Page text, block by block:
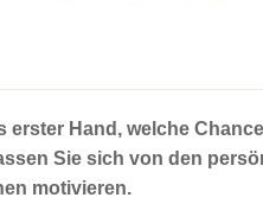
erster Hand, welche
Sie sich von den
motivieren.